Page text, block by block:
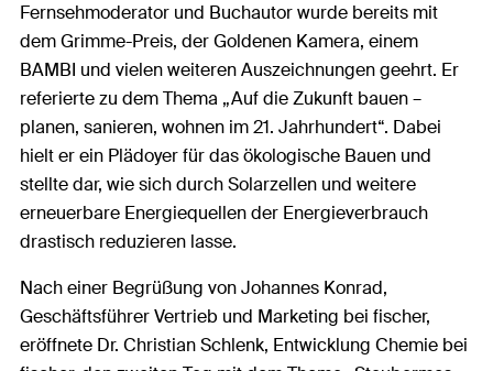
Fernsehmoderator und Buchautor wurde bereits mit
dem Grimme-Preis, der Goldenen Kamera, einem
BAMBI und vielen weiteren Auszeichnungen geehrt. Er
referierte zu dem Thema „Auf die Zukunft bauen –
planen, sanieren, wohnen im 21. Jahrhundert“. Dabei
hielt er ein Plädoyer für das ökologische Bauen und
stellte dar, wie sich durch Solarzellen und weitere
erneuerbare Energiequellen der Energieverbrauch
drastisch reduzieren lasse.
Nach einer Begrüßung von Johannes Konrad,
Geschäftsführer Vertrieb und Marketing bei fischer,
eröffnete Dr. Christian Schlenk, Entwicklung Chemie bei